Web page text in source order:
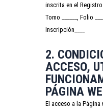
inscrita en el Registro
Tomo ______, Folio
Inscripción____
2.
ACCESO,
PÁGINA
El acceso a la